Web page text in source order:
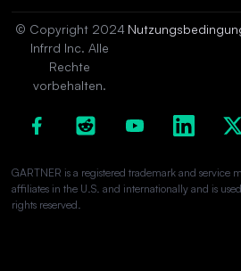
© Copyright 2024
Infrrd Inc. Alle
Rechte
vorbehalten.
GARTNER is a registered trademark and service
affiliates in the U.S. and internationally and is
rights reserved.